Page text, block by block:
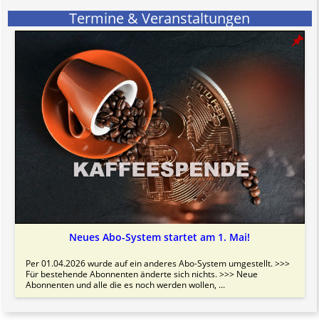
Termine & Veranstaltungen
Neues Abo-System startet am 1. Mai!
Per 01.04.2026 wurde auf ein anderes Abo-System umgestellt. >>>
Für bestehende Abonnenten änderte sich nichts. >>> Neue
Abonnenten und alle die es noch werden wollen, ...